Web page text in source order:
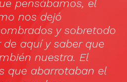
poetry. There is soulful
snapping and when
their performance
is intense. We
performance and all
would recommend.“